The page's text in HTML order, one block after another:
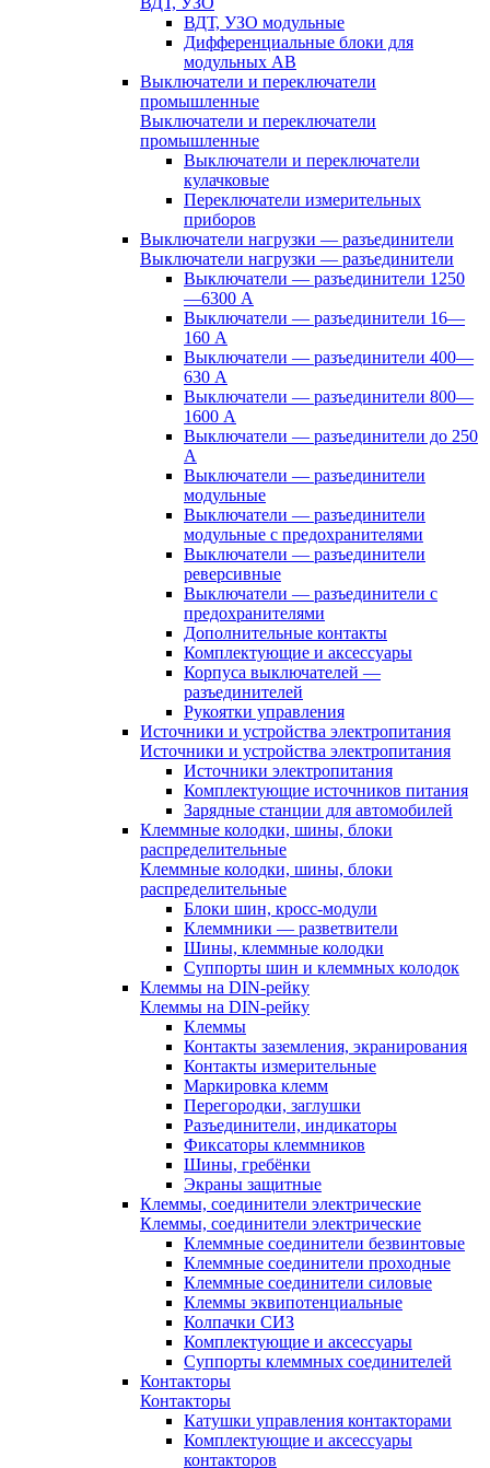
ВДТ, УЗО модульные
Дифференциальные блоки для
модульных АВ
Выключатели и переключатели
промышленные
Выключатели и переключатели
промышленные
Выключатели и переключатели
кулачковые
Переключатели измерительных
приборов
Выключатели нагрузки — разъединители
Выключатели нагрузки — разъединители
Выключатели — разъединители 1250
—6300 А
Выключатели — разъединители 16—
160 А
Выключатели — разъединители 400—
630 А
Выключатели — разъединители 800—
1600 А
Выключатели — разъединители до 250
А
Выключатели — разъединители
модульные
Выключатели — разъединители
модульные с предохранителями
Выключатели — разъединители
реверсивные
Выключатели — разъединители с
предохранителями
Дополнительные контакты
Комплектующие и аксессуары
Корпуса выключателей —
разъединителей
Рукоятки управления
Источники и устройства электропитания
Источники и устройства электропитания
Источники электропитания
Комплектующие источников питания
Зарядные станции для автомобилей
Клеммные колодки, шины, блоки
распределительные
Клеммные колодки, шины, блоки
распределительные
Блоки шин, кросс-модули
Клеммники — разветвители
Шины, клеммные колодки
Суппорты шин и клеммных колодок
Клеммы на DIN-рейку
Клеммы на DIN-рейку
Клеммы
Контакты заземления, экранирования
Контакты измерительные
Маркировка клемм
Перегородки, заглушки
Разъединители, индикаторы
Фиксаторы клеммников
Шины, гребёнки
Экраны защитные
Клеммы, соединители электрические
Клеммы, соединители электрические
Клеммные соединители безвинтовые
Клеммные соединители проходные
Клеммные соединители силовые
Клеммы эквипотенциальные
Колпачки СИЗ
Комплектующие и аксессуары
Суппорты клеммных соединителей
Контакторы
Контакторы
Катушки управления контакторами
Комплектующие и аксессуары
контакторов